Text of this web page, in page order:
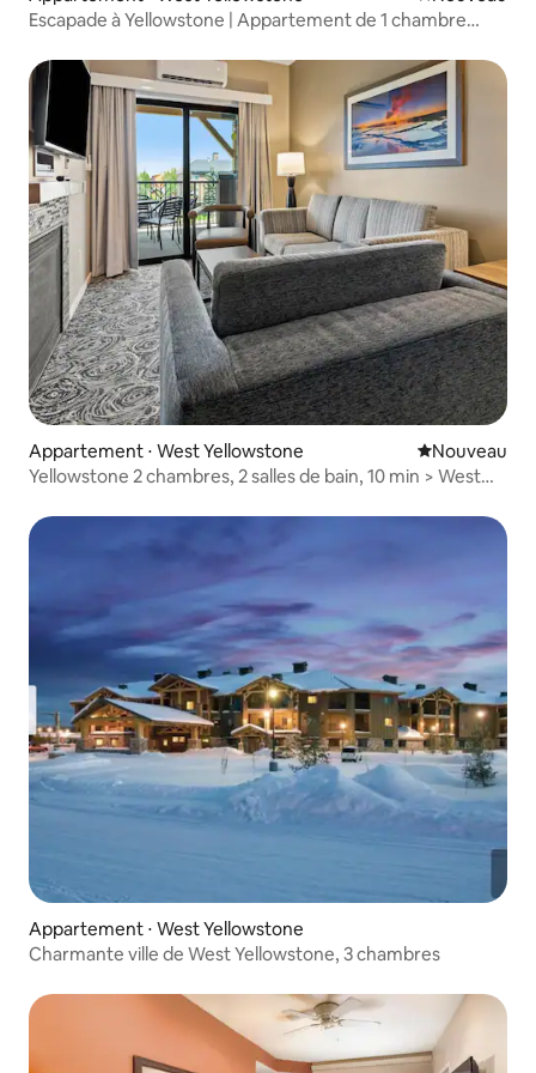
Escapade à Yellowstone | Appartement de 1 chambre
Appartement ⋅ West Yellowstone Nouvel
Nouveau
Yellowstone 2 chambres, 2 salles de bain, 10 min > West
Appartement ⋅ West Yellowstone
Charmante ville de West Yellowstone, 3 chambres